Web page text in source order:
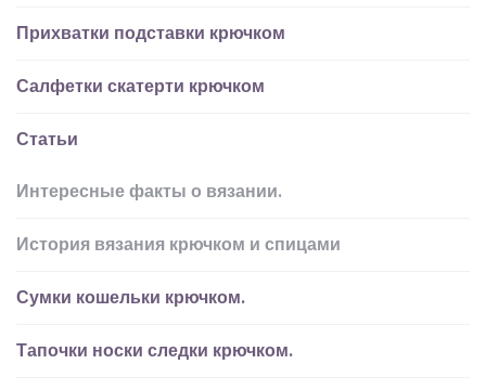
Прихватки подставки крючком
Салфетки скатерти крючком
Статьи
Интересные факты о вязании.
История вязания крючком и спицами
Сумки кошельки крючком.
Тапочки носки следки крючком.